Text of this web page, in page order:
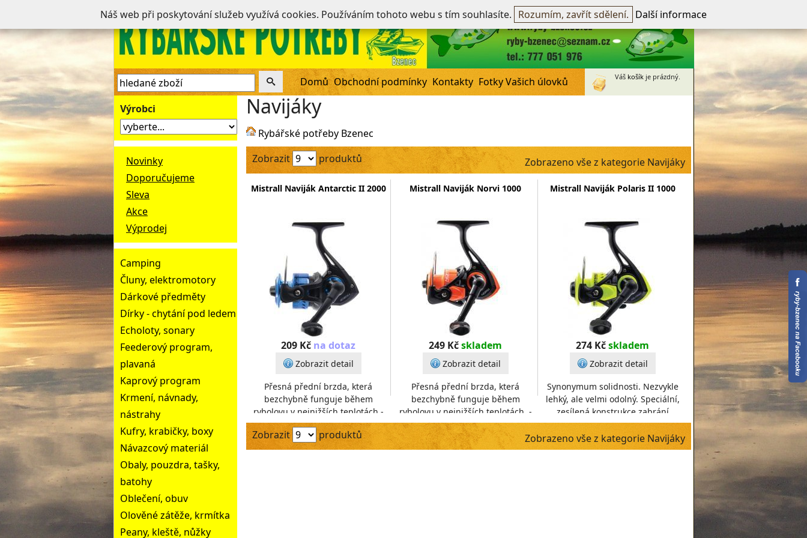
Nepřihlášen -přihlásit~Registrovat
Domů Obchodní podmínky Kontakty Fotky Vašich úlovků Váš košík je prázdný.
Výrobci
Novinky
Doporučujeme
Sleva
Akce
Výprodej
Camping
Čluny, elektromotory
Dárkové předměty
Dírky - chytání pod ledem
Echoloty, sonary
Feederový program,
plavaná
Kaprový program
Krmení, návnady,
nástrahy
Kufry, krabičky, boxy
Návazcový materiál
Obaly, pouzdra, tašky,
batohy
Oblečení, obuv
Olověné zátěže, krmítka
Peany, kleště, nůžky
Navijáky
Rybářské potřeby Bzenec
Zobrazit
produktů Zobrazeno vše z kategorie Navijáky
Mistrall Naviják Antarctic II 2000
209 Kč na dotaz
Zobrazit detail
Přesná přední brzda, která
bezchybně funguje během
rybolovu v nejnižších teplotách.-
zajímavý, moderní design-
ideálně přizpůsobený vnitřní
Mistrall Naviják Norvi 1000
249 Kčskladem
Zobrazit detail
Přesná přední brzda, která
bezchybně funguje během
rybolovu v nejnižších teplotách. -
Atraktivní vzhled se zajímavou re
Mistrall Naviják Polaris II 1000
274 Kčskladem
Zobrazit detail
Synonymum solidnosti. Nezvykle
lehký, ale velmi odolný. Speciální,
zesílená konstrukce zabrání
poškození či utržení řadiče
navijáku během ne
Zobrazit produktů Zobrazeno vše z kategorie Navijáky
Náš web při poskytování služeb využívá cookies. Používáním tohoto webu s tím souhlasíte. Rozumím, zavřít sdělení. Další informace